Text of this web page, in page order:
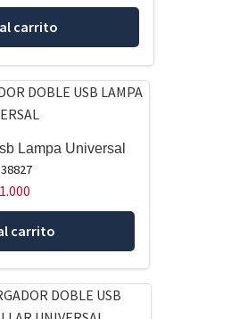
carrito
Lampa Universal
carrito